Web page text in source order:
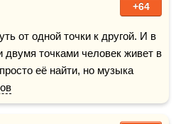
+64
от одной точки к другой. И в
точками человек живет в
её найти, но музыка